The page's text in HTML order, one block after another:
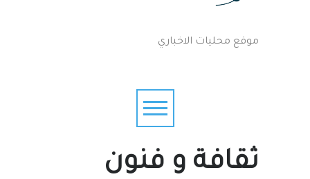
موقع محليات الاخباري
ثقافة و فنون